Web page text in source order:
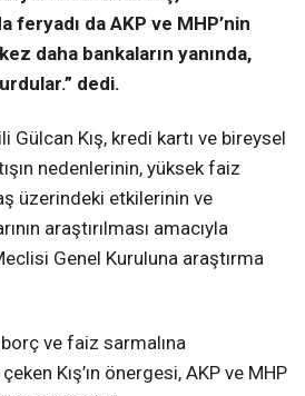
feryadı da AKP ve MHP’nin
daha bankaların yanında,
dedi.
Gülcan Kış, kredi kartı ve bireysel
nedenlerinin, yüksek faiz
üzerindeki etkilerinin ve
araştırılması amacıyla
Genel Kuruluna araştırma
ve faiz sarmalına
Kış’ın önergesi, AKP ve MHP